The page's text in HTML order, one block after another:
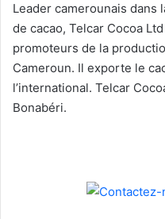
Leader camerounais dans
de cacao, Telcar Cocoa
promoteurs de la
Cameroun. Il exporte le
l’international. Telcar
Bonabéri.